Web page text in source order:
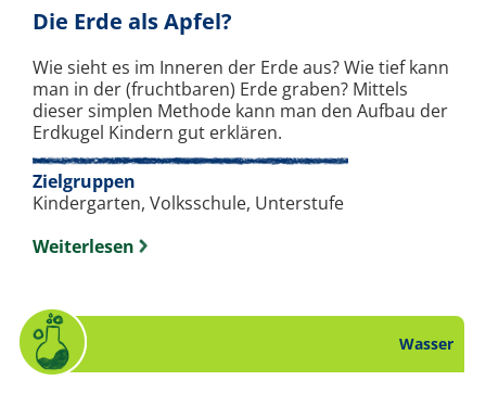
Die Erde als Apfel?
Wie sieht es im Inneren der Erde aus? Wie tief kann
man in der (fruchtbaren) Erde graben? Mittels
dieser simplen Methode kann man den Aufbau der
Erdkugel Kindern gut erklären.
Zielgruppen
Kindergarten, Volksschule, Unterstufe
Weiterlesen
Wasser